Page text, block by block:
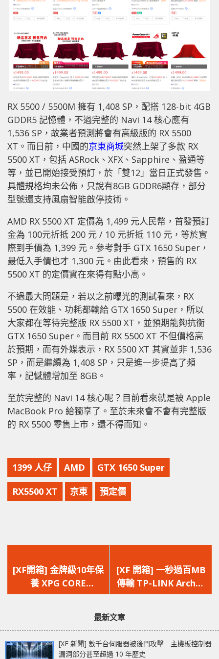
RX 5500 / 5500M 擁有 1,408 SP，配搭 128-bit 4GB
GDDR5 記憶體，不過完整的 Navi 14 核心應有
1,536 SP，故業者預測將會有高級版的 RX 5500
XT。而日前，中國的京東商城突然上架了多款 RX
5500 XT，包括 ASRock、XFX、Sapphire、盈通等
等，並已開始接受預訂，於「雙12」當日正式發售。
具體規格均未公佈，只說有8GB GDDR6顯存，部分
型號還支持風扇智能啟停技術。
AMD RX 5500 XT 定價為 1,499 元人民幣，首發預訂
金為 100元折抵 200 元 / 10 元折抵 110 元，等於實
際到手價為 1,399 元。參考對手 GTX 1650 Super，
最低入手價也才 1,300 元。由此看來，預售的 RX
5500 XT 的定價實在來得有點小高。
不過最大問題是，若以之前曝光的測試看來，RX
5500 在效能、功耗都輸給 GTX 1650 Super，所以
大家都在等待完整版 RX 5500 XT，並預期能夠抗衡
GTX 1650 Super。而目前 RX 5500 XT 不但價格高
於預期，而有外媒表示，RX 5500 XT 其實並非 1,536
SP，而是繼續為 1,408 SP，只是進一步提高了頻
率，記憾體增加至 8GB。
至於完整的 Navi 14 核心呢？目前看來就是被 Apple
MacBook Pro 給獨享了。至於未來會不會有完整版
的 RX 5500 零售上市，還不得而知。
1399 人仔 AMD GTX 1650 Super
RX5500 XT 京東 預定價
一
篇
文
[XF開箱] 金牌級10年保
養 XPG CORE
REACTOR 電源器
一
篇
文
[XF 開箱] 一秒過百MB
傳輸 TP-LINK Archer
TX3000E 無線網絡卡
最新文章
[XF 新聞] 數千台伺服器被後門攻擊 主機板控制器
漏洞部分甚至超過 10 年歷史